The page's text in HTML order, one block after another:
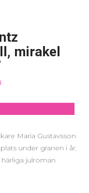
mirakel
Maria Gustavsson
under granen i år.
julroman